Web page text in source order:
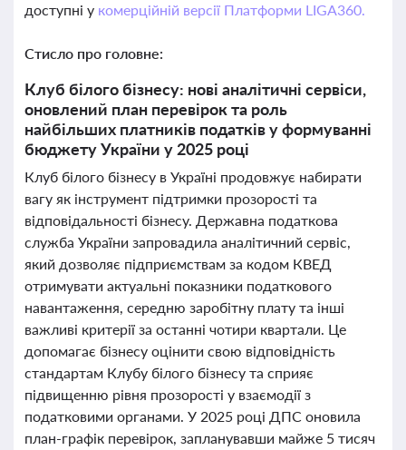
доступні у комерційній версії Платформи LIGA360.
Стисло про головне:
Клуб білого бізнесу: нові аналітичні сервіси,
оновлений план перевірок та роль
найбільших платників податків у формуванні
бюджету України у 2025 році
Клуб білого бізнесу в Україні продовжує набирати
вагу як інструмент підтримки прозорості та
відповідальності бізнесу. Державна податкова
служба України запровадила аналітичний сервіс,
який дозволяє підприємствам за кодом КВЕД
отримувати актуальні показники податкового
навантаження, середню заробітну плату та інші
важливі критерії за останні чотири квартали. Це
допомагає бізнесу оцінити свою відповідність
стандартам Клубу білого бізнесу та сприяє
підвищенню рівня прозорості у взаємодії з
податковими органами. У 2025 році ДПС оновила
план-графік перевірок, запланувавши майже 5 тисяч